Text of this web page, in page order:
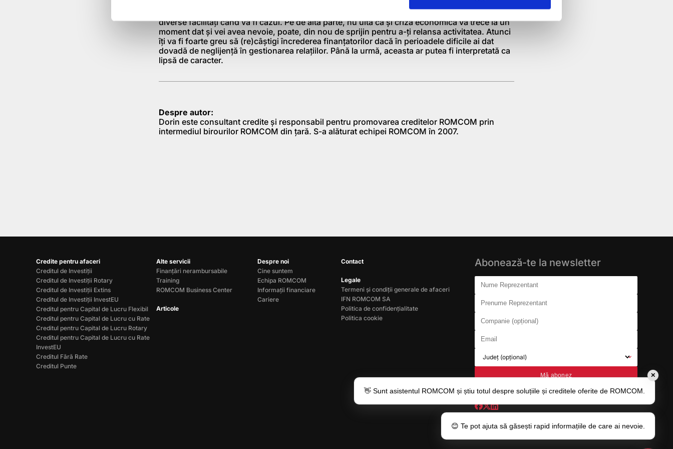
va ajuta pe termen scurt prin faptul că vei rămâne în relaţii civilizate cu creditorii şi vei scăpa
de presiunile inutile din partea acestora, ca să nu mai vorbim de faptul că vei obţine mai uşor
diverse facilităţi când va fi cazul. Pe de altă parte, nu uita că şi criza economică va trece la un
moment dat şi vei avea nevoie, poate, din nou de sprijin pentru a-ţi relansa activitatea. Atunci
îţi va fi foarte greu să (re)câştigi încrederea finanţatorilor dacă în perioadele dificile ai dat
dovadă de neglijenţă în gestionarea relaţiilor. Până la urmă, aceasta ar putea fi interpretată ca
lipsă de caracter.
Despre autor:
Dorin este consultant credite şi responsabil pentru promovarea creditelor ROMCOM prin
intermediul birourilor ROMCOM din ţară. S-a alăturat echipei ROMCOM în 2007.
Credite pentru afaceri
Creditul de Investiții
Creditul de Investiții Rotary
Creditul de Investiții Extins
Creditul de Investiții InvestEU
Creditul pentru Capital de Lucru Flexibil
Creditul pentru Capital de Lucru cu Rate
Creditul pentru Capital de Lucru Rotary
Creditul pentru Capital de Lucru cu Rate
InvestEU
Creditul Fără Rate
Creditul Punte
Alte servicii
Finanțări nerambursabile
Training
ROMCOM Business Center
Articole
Despre noi
Cine suntem
Echipa ROMCOM
Informații financiare
Cariere
Contact
Legale
Termeni și condiții generale de afaceri
IFN ROMCOM SA
Politica de confidențialitate
Politica cookie
Abonează-te la newsletter
Don't fill this out:
Nume Reprezentant
Prenume Reprezentant
Companie (opțional)
Email
Județ (opțional)
Mă abonez ✕
👋 Sunt asistentul ROMCOM și știu totul despre soluțiile și creditele oferite de ROMCOM.
😊 Te pot ajuta să găsești rapid informațiile de care ai nevoie.